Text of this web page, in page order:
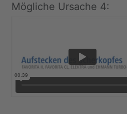
Mögliche Ursache 4: